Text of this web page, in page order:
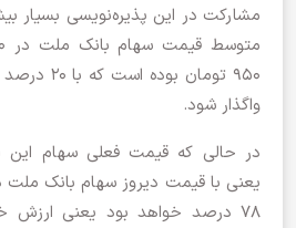
مشارکت در این پذیره‌نویسی بسیار
واگذار شود.
یعنی با قیمت دیروز سهام بانک
۷۸ درصد خواهد بود یعنی ارزش